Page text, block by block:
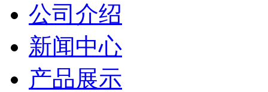
公司介绍
新闻中心
产品展示